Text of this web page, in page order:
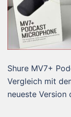
Shure MV7+
Vergleich mit
neueste Version